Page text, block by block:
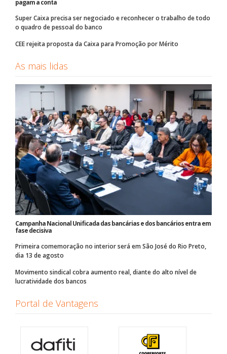
pagam a conta
Super Caixa precisa ser negociado e reconhecer o trabalho de todo
o quadro de pessoal do banco
CEE rejeita proposta da Caixa para Promoção por Mérito
As mais lidas
Campanha Nacional Unificada das bancárias e dos bancários entra em
fase decisiva
Primeira comemoração no interior será em São José do Rio Preto,
dia 13 de agosto
Movimento sindical cobra aumento real, diante do alto nível de
lucratividade dos bancos
Portal de Vantagens